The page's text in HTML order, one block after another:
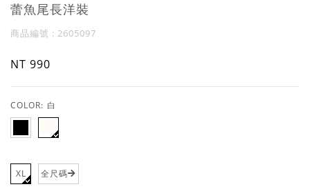
蕾魚尾長洋裝
商品編號 : 2605097
NT 990
COLOR: 白
XL 全尺碼